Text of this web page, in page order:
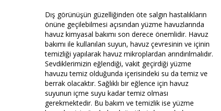
Dış görünüşün güzelliğinden öte salgın hastalıkların
önüne geçilebilmesi açısından yüzme havuzlarında
havuz kimyasal bakımı son derece önemlidir. Havuz
bakımı ile kullanılan suyun, havuz çevresinin ve içinin
temizliği yapılarak havuz mikroplardan arındırılmalıdır.
Sevdiklerimizin eğlendiği, vakit geçirdiği yüzme
havuzu temiz olduğunda içerisindeki su da temiz ve
berrak olacaktır. Sağlıklı bir eğlence için havuz
suyunun içme suyu kadar temiz olması
gerekmektedir. Bu bakım ve temizlik ise yüzme